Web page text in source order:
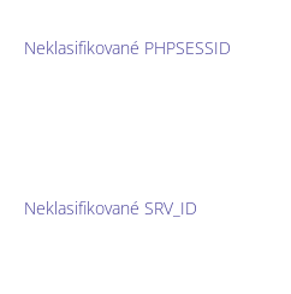
Neklasifikované PHPSESSID
Neklasifikované SRV_ID